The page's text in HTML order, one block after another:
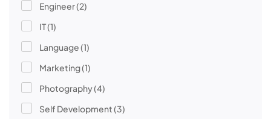
Engineer(2)
IT(1)
Language(1)
Marketing(1)
Photography(4)
Self Development(3)